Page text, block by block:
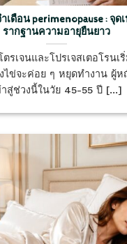
เดือน perimenopause : จุด
รากฐานความอายุยืนยาว
รเจนและโปรเจสเตอโรนเ
ไข่จะค่อย ๆ หยุดทำงาน ผู้ห
าสู่ช่วงนี้ในวัย 45-55 ปี [...]